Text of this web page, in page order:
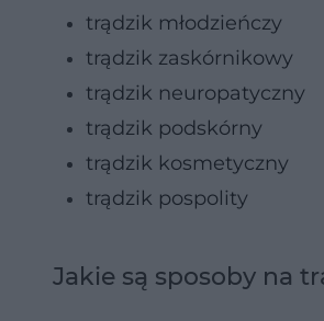
trądzik młodzieńczy
trądzik zaskórnikowy
trądzik neuropatyczny
trądzik podskórny
trądzik kosmetyczny
trądzik pospolity
Jakie są sposoby na